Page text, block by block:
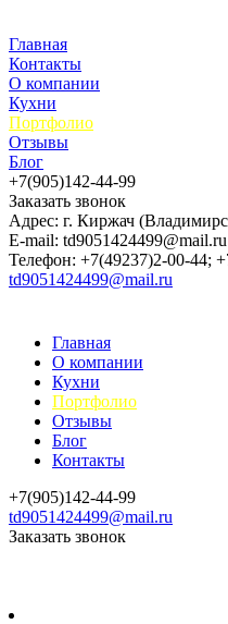
Главная
Контакты
О компании
Кухни
Портфолио
Отзывы
Блог
+7(905)142-44-99
Заказать звонок
Адрес: г. Киржач
E-mail: td9051424499@mail.ru
Телефон: +7(49237)2-00-44;
td9051424499@mail.ru
Главная
О компании
Кухни
Портфолио
Отзывы
Блог
Контакты
+7(905)142-44-99
td9051424499@mail.ru
Заказать звонок